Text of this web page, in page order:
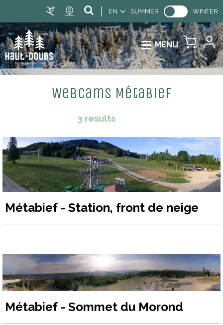
EN SUMMER WINTER
MENU
Webcams Métabief
3 results
Métabief - Station, front de neige
Métabief - Sommet du Morond